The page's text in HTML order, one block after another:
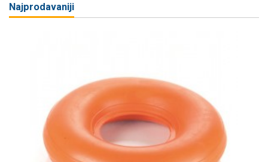
Najprodavaniji